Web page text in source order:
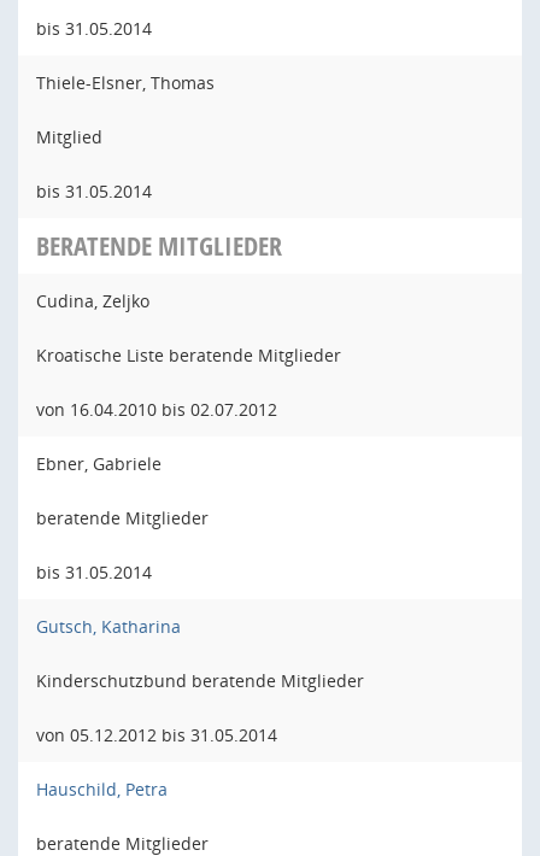
bis 31.05.2014
Thiele-Elsner, Thomas
Mitglied
bis 31.05.2014
BERATENDE MITGLIEDER
Cudina, Zeljko
Kroatische Liste beratende Mitglieder
von 16.04.2010 bis 02.07.2012
Ebner, Gabriele
beratende Mitglieder
bis 31.05.2014
Gutsch, Katharina
Kinderschutzbund beratende Mitglieder
von 05.12.2012 bis 31.05.2014
Hauschild, Petra
beratende Mitglieder